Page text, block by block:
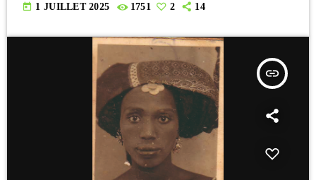
today 1 JUILLET 2025 1751 2 14
insert_link